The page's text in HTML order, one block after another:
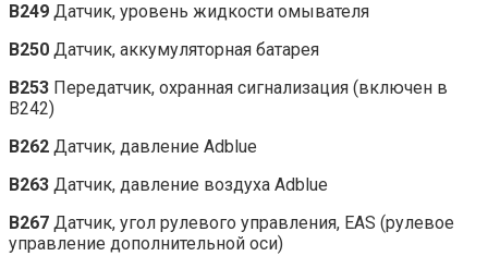
B249 Датчик, уровень жидкости омывателя
B250 Датчик, аккумуляторная батарея
B253 Передатчик, охранная сигнализация (включен в
B242)
B262 Датчик, давление Adblue
B263 Датчик, давление воздуха Adblue
B267 Датчик, угол рулевого управления, EAS (рулевое
управление дополнительной оси)